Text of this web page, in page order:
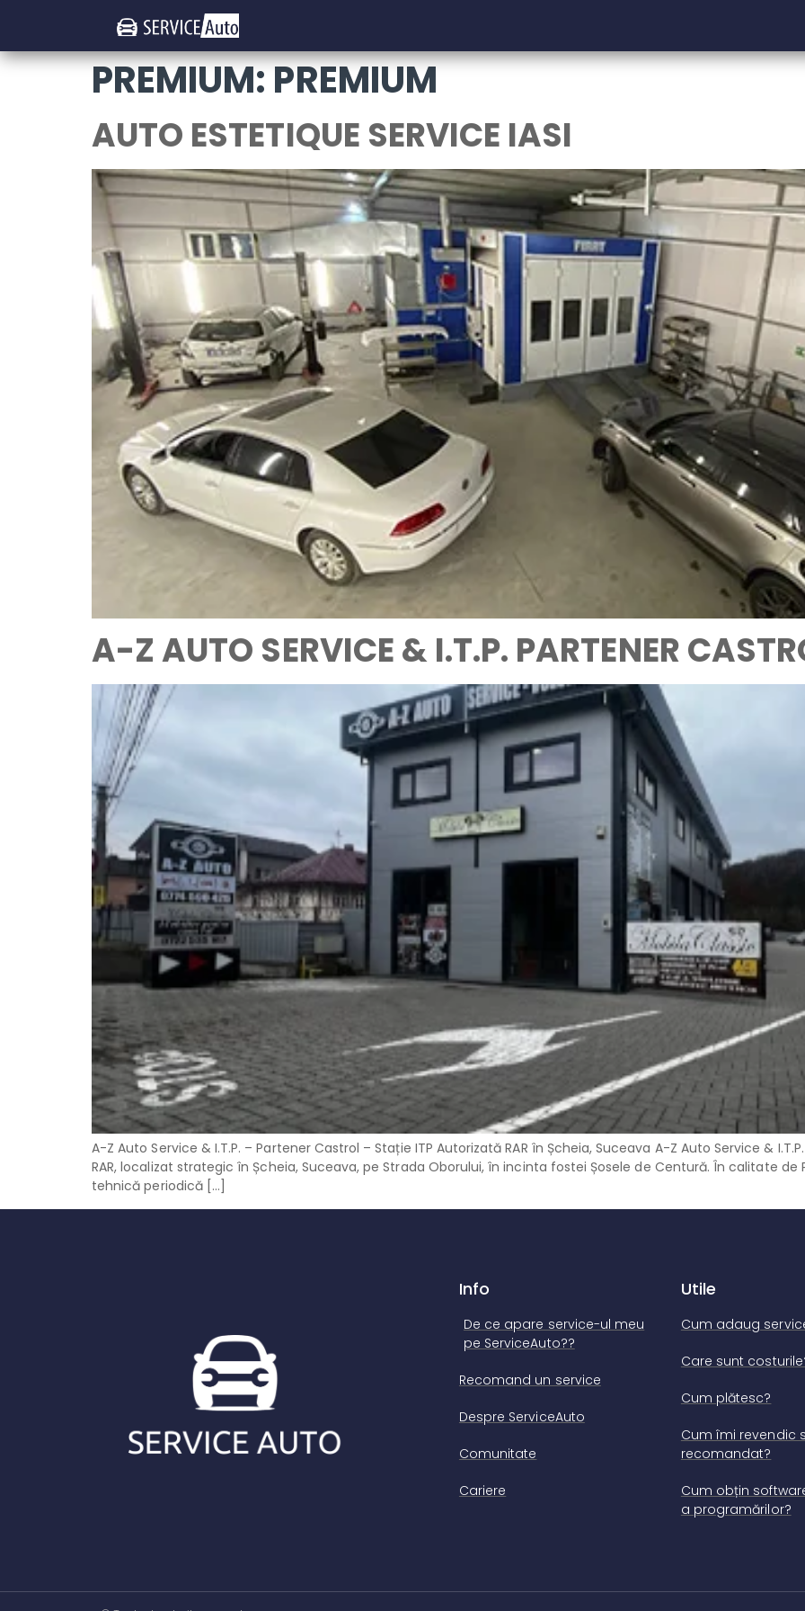
PREMIUM:PREMIUM
AUTO ESTETIQUE SERVICE IASI
A-Z AUTO SERVICE & I.T.P. PARTENER
A-Z Auto Service & I.T.P. – Partener Castrol – Stație ITP Autorizată RAR în Șcheia, Suceava A-Z Auto Service &
RAR, localizat strategic în Șcheia, Suceava, pe Strada Oborului, în incinta fostei Șosele de Centură. În calitate
tehnică periodică […]
Info
De ce apare service-ul meu
pe ServiceAuto??
Recomand un service
Despre ServiceAuto
Comunitate
Cariere
Utile
Cum adaug
Care sunt
Cum plătesc?
Cum îmi revendic
recomandat?
Cum obțin
a programărilor?